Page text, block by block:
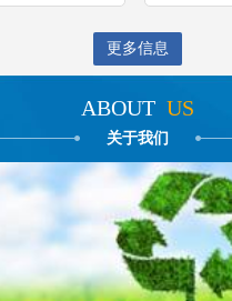
更多信息
ABOUT US
关于我们